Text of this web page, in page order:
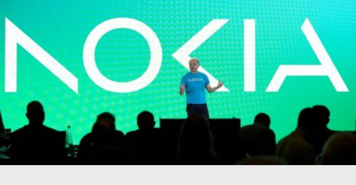
s
t
a
a
g
o